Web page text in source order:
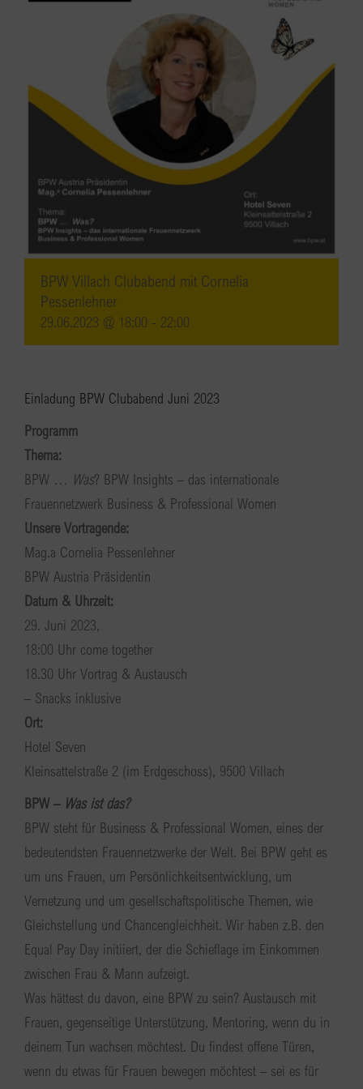
BPW Villach Clubabend mit Cornelia
Pessenlehner
29.06.2023 @ 18:00 - 22:00
Einladung BPW Clubabend Juni 2023
Programm
Thema:
BPW …
Was? BPW Insights – das internationale
Frauennetzwerk Business & Professional Women
Unsere Vortragende:
Mag.a Cornelia Pessenlehner
BPW Austria Präsidentin
Datum & Uhrzeit:
29. Juni 2023,
18:00 Uhr come together
18.30 Uhr Vortrag & Austausch
– Snacks inklusive
Ort:
Hotel Seven
Kleinsattelstraße 2 (im Erdgeschoss), 9500 Villach
BPW – Was ist das?
BPW steht für Business & Professional Women, eines der
bedeutendsten Frauennetzwerke der Welt. Bei BPW geht es
um uns Frauen, um Persönlichkeitsentwicklung, um
Vernetzung und um gesellschaftspolitische Themen, wie
Gleichstellung und Chancengleichheit. Wir haben z.B. den
Equal Pay Day initiiert, der die Schieflage im Einkommen
zwischen Frau & Mann aufzeigt.
Was hättest du davon, eine BPW zu sein? Austausch mit
Frauen, gegenseitige Unterstützung, Mentoring, wenn du in
deinem Tun wachsen möchtest. Du findest offene Türen,
wenn du etwas für Frauen bewegen möchtest – sei es für